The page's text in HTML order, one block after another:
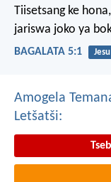
Tiisetsang ke
jariswa joko ya
BAGALATA 5:1 Jesu
Amogela
Letšatši: